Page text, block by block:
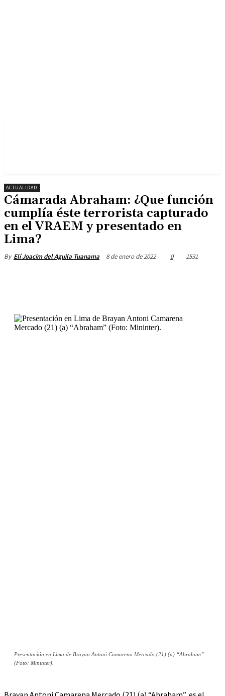
ACTUALIDAD
Cámarada Abraham: ¿Que función
cumplía éste terrorista capturado
en el VRAEM y presentado en
Lima?
By Elí Joacim del Aguila Tuanama 8 de enero de 2022 0 1531
Presentación en Lima de Brayan Antoni Camarena Mercado (21) (a) “Abraham”
(Foto: Mininter).